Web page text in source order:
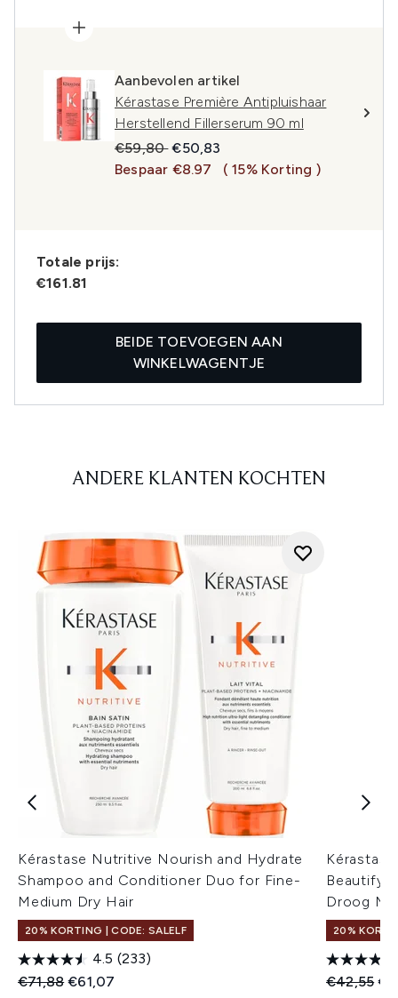
Aanbevolen artikel
Kérastase Première Antipluishaar
Herstellend Fillerserum 90 ml
Recommended Retail Price:
€59,80Huidige prijs:
€50,83
Bespaar €8.97
( 15% Korting )
Totale prijs:
€161.81
BEIDE TOEVOEGEN AAN
WINKELWAGENTJE
ANDERE KLANTEN KOCHTEN
Kérastase Nutritive Nourish and Hydrate
Shampoo and Conditioner Duo for Fine-
Medium Dry Hair
20% KORTING | CODE: SALELF
4.5 (233)
Recommended Retail Price:
€71,88Huidige prijs:
€61,07
Droog
20%
€42,55